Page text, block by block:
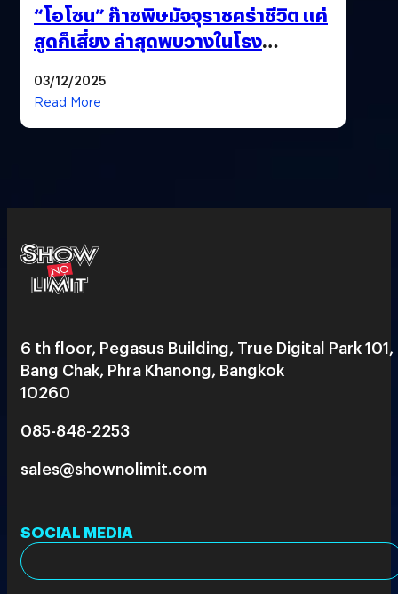
“โอโซน” ก๊าซพิษมัจจุราชคร่าชีวิต แค่
สูดก็เสี่ยง ล่าสุดพบวางในโรง
03/12/2025
Read More
6 th floor, Pegasus Building, True Digital Park 101,
Bang Chak, Phra Khanong, Bangkok
10260
085-848-2253
sales@shownolimit.com
SOCIAL MEDIA